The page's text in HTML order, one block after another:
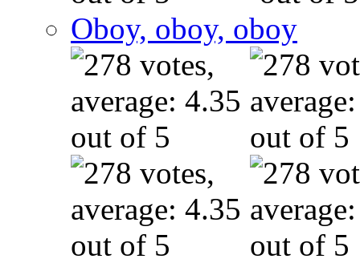
Oboy, oboy, oboy